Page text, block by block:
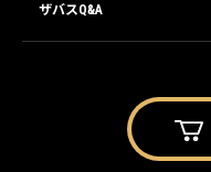
ザバスQ&A